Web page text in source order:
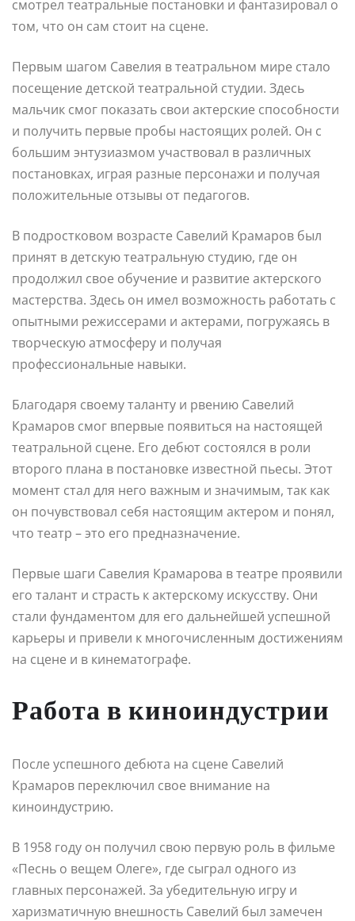
смотрел театральные постановки и фантазировал о
том, что он сам стоит на сцене.
Первым шагом Савелия в театральном мире стало
посещение детской театральной студии. Здесь
мальчик смог показать свои актерские способности
и получить первые пробы настоящих ролей. Он с
большим энтузиазмом участвовал в различных
постановках, играя разные персонажи и получая
положительные отзывы от педагогов.
В подростковом возрасте Савелий Крамаров был
принят в детскую театральную студию, где он
продолжил свое обучение и развитие актерского
мастерства. Здесь он имел возможность работать с
опытными режиссерами и актерами, погружаясь в
творческую атмосферу и получая
профессиональные навыки.
Благодаря своему таланту и рвению Савелий
Крамаров смог впервые появиться на настоящей
театральной сцене. Его дебют состоялся в роли
второго плана в постановке известной пьесы. Этот
момент стал для него важным и значимым, так как
он почувствовал себя настоящим актером и понял,
что театр – это его предназначение.
Первые шаги Савелия Крамарова в театре проявили
его талант и страсть к актерскому искусству. Они
стали фундаментом для его дальнейшей успешной
карьеры и привели к многочисленным достижениям
на сцене и в кинематографе.
Работа в киноиндустрии
После успешного дебюта на сцене Савелий
Крамаров переключил свое внимание на
киноиндустрию.
В 1958 году он получил свою первую роль в фильме
«Песнь о вещем Олеге», где сыграл одного из
главных персонажей. За убедительную игру и
харизматичную внешность Савелий был замечен